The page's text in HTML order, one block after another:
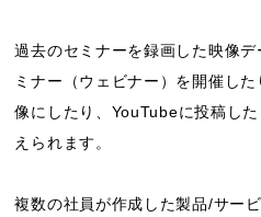
過去のセミナーを録画した映像
ミナー（ウェビナー）を開催し
像にしたり、YouTubeに投稿し
えられます。
複数の社員が作成した製品/サー